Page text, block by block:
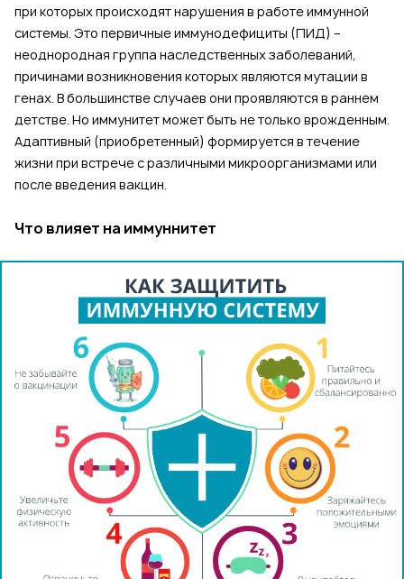
при которых происходят нарушения в работе иммунной
системы. Это первичные иммунодефициты (ПИД) –
неоднородная группа наследственных заболеваний,
причинами возникновения которых являются мутации в
генах. В большинстве случаев они проявляются в раннем
детстве. Но иммунитет может быть не только врожденным.
Адаптивный (приобретенный) формируется в течение
жизни при встрече с различными микроорганизмами или
после введения вакцин.
Что влияет на иммуннитет